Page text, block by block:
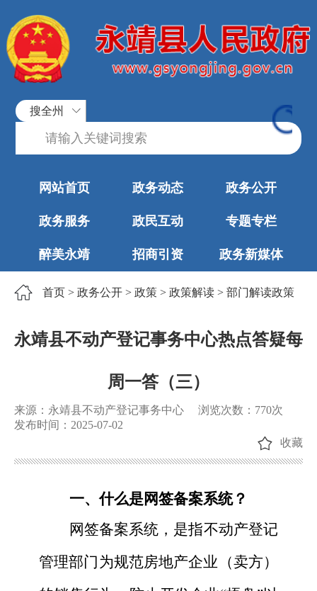
搜全州
网站首页 政务动态 政务公开
政务服务 政民互动 专题专栏
醉美永靖 招商引资 政务新媒体
首页 > 政务公开 > 政策 > 政策解读 > 部门解读政策
永靖县不动产登记事务中心热点答疑每
周一答（三）
来源：永靖县不动产登记事务中心 浏览次数： 770次
发布时间：2025-07-02
收藏
一、什么是网签备案系统？
网签备案系统，是指不动产登记
管理部门为规范房地产企业（卖方）